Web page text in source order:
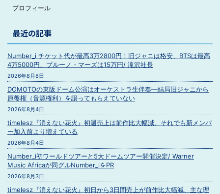
プロフィール
最近の記事
Number_i チケット代が最高3万2800円！旧ジャニは格安、BTSは最高
4万5000円、ブルーノ・マーズは15万円/ 滝沢社長
2026年8月8日
DOMOTOの東阪ドーム公演はオーケストラ生伴奏―結局旧ジャニから
原盤権（音源権利）を譲ってもらえていない
2026年8月4日
timelesz『消えない花火』初週売上は前作比大幅減、それでも新メンバ
ー加入前より増えている
2026年8月4日
Number_i初ワールドツアーと5大ドームツアー開催決定/ Warner
Music Africaが同グルNumber_iをPR
2026年8月3日
timelesz『消えない花火』初日から3日間売上が前作比大幅減、主な理